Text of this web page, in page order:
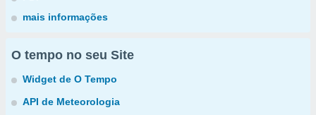
mais informações
O tempo no seu Site
Widget de O Tempo
API de Meteorologia